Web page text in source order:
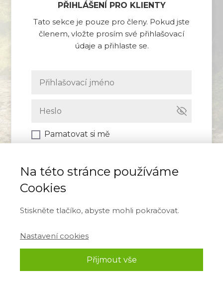
PŘIHLÁŠENÍ PRO KLIENTY
Tato sekce je pouze pro členy. Pokud jste
členem, vložte prosím své přihlašovací
údaje a přihlaste se.
Pamatovat si mě
Na této stránce používáme
Cookies
Stiskněte tlačíko, abyste mohli pokračovat.
Nastavení cookies
Přijmout vše